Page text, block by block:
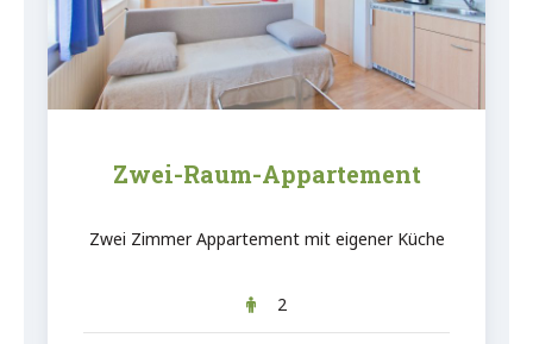
Zwei-Raum-Appartement
Zwei Zimmer Appartement mit eigener Küche
2